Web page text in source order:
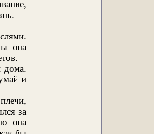
—
она
дома.
и
за
она